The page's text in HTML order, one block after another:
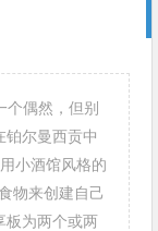
个偶然，但别
铂尔曼西贡中
小酒馆风格的
物来创建自己
板为两个或两